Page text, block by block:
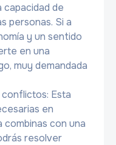
capacidad de
personas. Si a
y un sentido
en una
muy demandada
Esta
en
combinas con una
resolver